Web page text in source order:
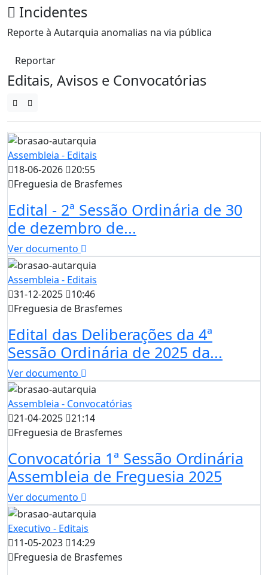
Incidentes
Reporte à Autarquia anomalias na via pública
Reportar
Editais, Avisos e Convocatórias
Assembleia - Editais
18-06-2026
20:55
Freguesia de Brasfemes
Edital - 2ª Sessão Ordinária de 30
de dezembro de...
Ver documento
Assembleia - Editais
31-12-2025
10:46
Freguesia de Brasfemes
Edital das Deliberações da 4ª
Sessão Ordinária de 2025 da...
Ver documento
Assembleia - Convocatórias
21-04-2025
21:14
Freguesia de Brasfemes
Convocatória 1ª Sessão Ordinária
Assembleia de Freguesia 2025
Ver documento
Executivo - Editais
11-05-2023
14:29
Freguesia de Brasfemes